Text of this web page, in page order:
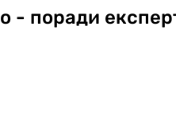
- поради